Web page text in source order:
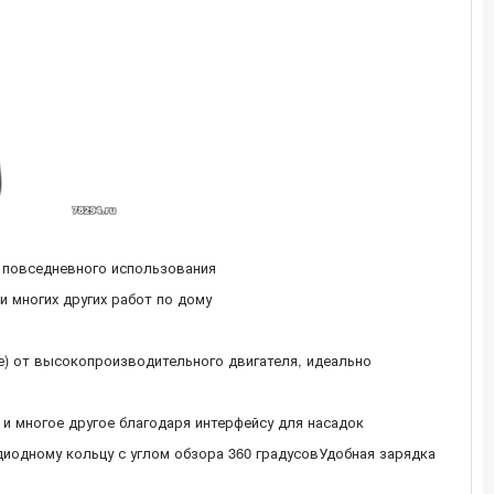
использования
многих других работ по дому
высокопроизводительного двигателя, идеально
другое благодаря интерфейсу для насадок
кольцу с углом обзора 360 градусовУдобная зарядка